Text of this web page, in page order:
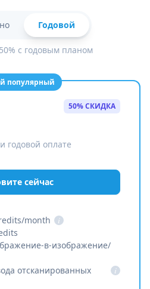
Годовой
с годовым планом
популярный
50% СКИДКА
годовой оплате
сейчас
month
i
в-изображение/
отсканированных
i